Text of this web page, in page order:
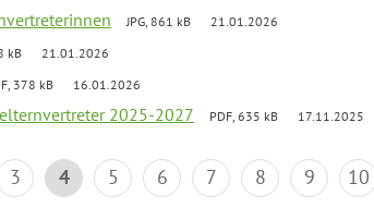
JPG, 861 kB 21.01.2026
kB 21.01.2026
378 kB 16.01.2026
2025-2027 PDF, 635 kB 17.11.2025
3 4 5 6 7 8 9 10